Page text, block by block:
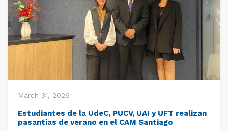
March 31, 2026
Estudiantes de la UdeC, PUCV, UAI y UFT realizan
pasantías de verano en el CAM Santiago